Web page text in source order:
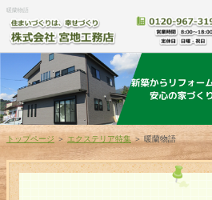
暖蘭物語
新築プラン
リフォームプラン
トップページ ＞ エクステリア特集 ＞ 暖蘭物語